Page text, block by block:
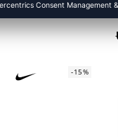
-15%